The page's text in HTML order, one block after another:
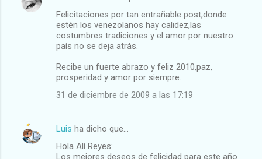
Felicitaciones por tan entrañable post,donde
estén los venezolanos hay calidez,las
costumbres tradiciones y el amor por nuestro
país no se deja atrás.
Recibe un fuerte abrazo y feliz 2010,paz,
prosperidad y amor por siempre.
31 de diciembre de 2009 a las 17:19
Luis ha dicho que…
Hola Alí Reyes:
Los mejores deseos de felicidad para este año